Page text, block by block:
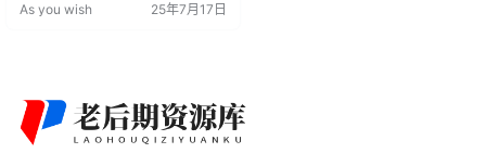
sform”效果中对齐锚点和位置。 技
As you wish 25年7月17日